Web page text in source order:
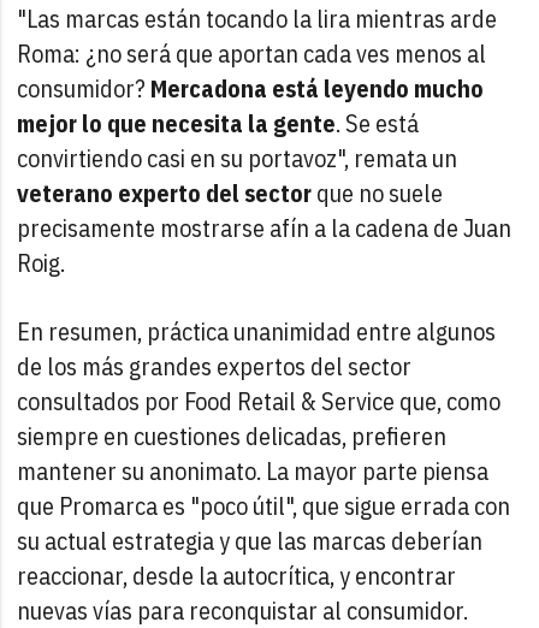
"Las marcas están tocando la lira mientras arde
Roma: ¿no será que aportan cada ves menos al
consumidor? Mercadona está leyendo mucho
mejor lo que necesita la gente. Se está
convirtiendo casi en su portavoz", remata un
veterano experto del sectorque no suele
precisamente mostrarse afín a la cadena de Juan
Roig.
En resumen, práctica unanimidad entre algunos
de los más grandes expertos del sector
consultados por Food Retail & Service que, como
siempre en cuestiones delicadas, prefieren
mantener su anonimato. La mayor parte piensa
que Promarca es "poco útil", que sigue errada con
su actual estrategia y que las marcas deberían
reaccionar, desde la autocrítica, y encontrar
nuevas vías para reconquistar al consumidor.